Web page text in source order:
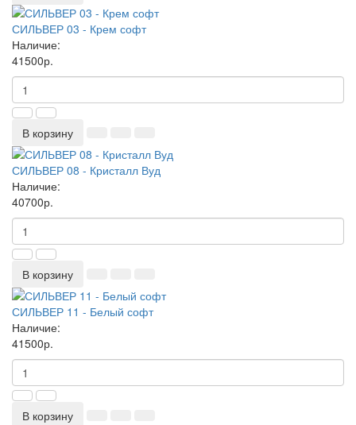
СИЛЬВЕР 03 - Крем софт
Наличие:
41500р.
В корзину
СИЛЬВЕР 08 - Кристалл Вуд
Наличие:
40700р.
В корзину
СИЛЬВЕР 11 - Белый софт
Наличие:
41500р.
В корзину